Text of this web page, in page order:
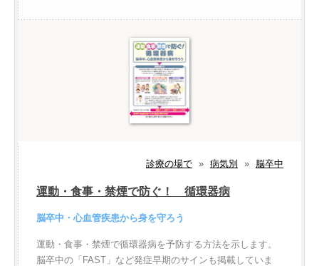
診療の場で » 病気別 » 脳卒中
運動・食事・禁煙で防ぐ！ 循環器病
脳卒中・心血管疾患から身を守ろう
運動・食事・禁煙で循環器病を予防する方法を示します。
脳卒中の「FAST」など発症早期のサインも掲載していま